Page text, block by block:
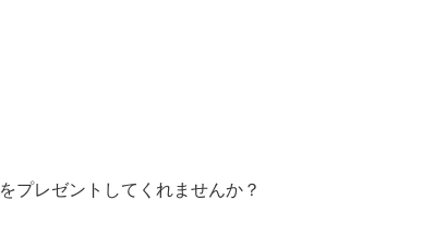
をプレゼントしてくれませんか？